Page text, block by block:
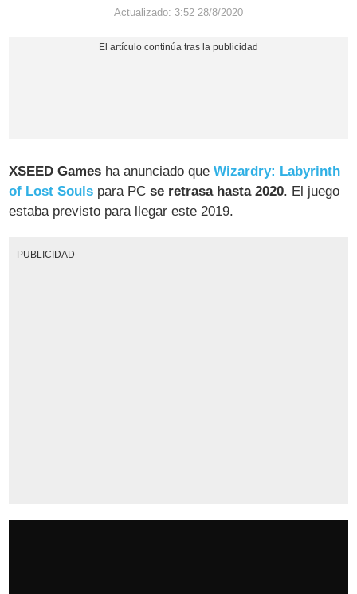
Actualizado: 3:52 28/8/2020
XSEED Games ha anunciado queWizardry: Labyrinth
of Lost Souls para PCse retrasa hasta 2020. El juego
estaba previsto para llegar este 2019.
PUBLICIDAD